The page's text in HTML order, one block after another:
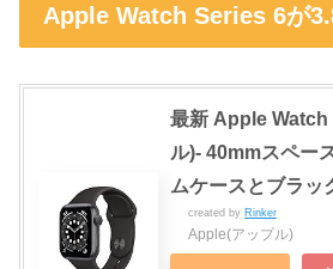
Apple Watch Series 6が
最新 Apple
ル)- 40mmスペー
ムケースとブラッ
created by Rinker
Apple(アップル)